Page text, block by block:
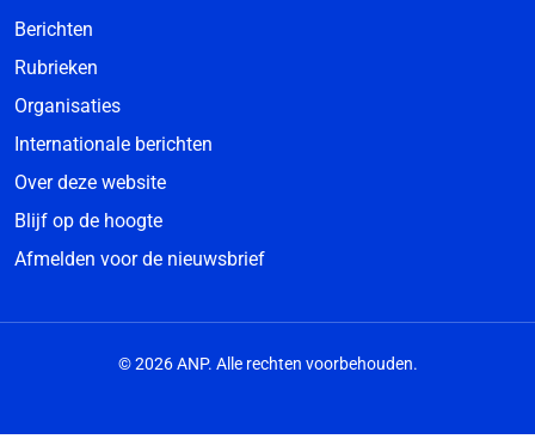
Berichten
Rubrieken
Organisaties
Internationale berichten
Over deze website
Blijf op de hoogte
Afmelden voor de nieuwsbrief
© 2026 ANP. Alle rechten voorbehouden.